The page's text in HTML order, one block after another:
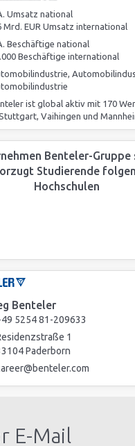
Umsatz national
Mrd. EUR Umsatz international
Beschäftige national
Beschäftige international
ist global aktiv mit 170
Vaihingen und
Benteler-Gruppe
Studierende
Hochschulen
Benteler
5254 81-209633
1
Paderborn
E-Mail